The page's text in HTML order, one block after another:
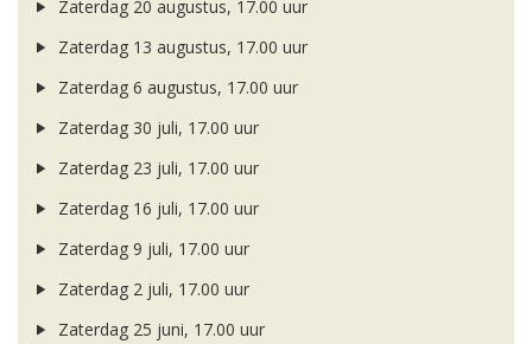
Zaterdag 20 augustus, 17.00 uur
Zaterdag 13 augustus, 17.00 uur
Zaterdag 6 augustus, 17.00 uur
Zaterdag 30 juli, 17.00 uur
Zaterdag 23 juli, 17.00 uur
Zaterdag 16 juli, 17.00 uur
Zaterdag 9 juli, 17.00 uur
Zaterdag 2 juli, 17.00 uur
Zaterdag 25 juni, 17.00 uur